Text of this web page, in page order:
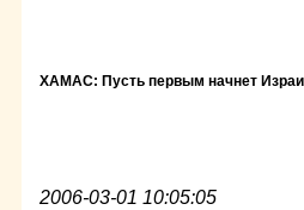
ХАМАС: Пусть первым начнет
2006-03-01 10:05:05